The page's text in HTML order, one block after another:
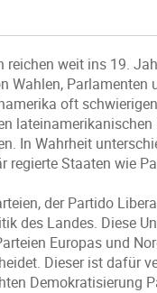
weit ins 19.
Parlamenten
oft
In Wahrheit
Staaten wie
der Partido
des Landes. Diese
Europas und
Dieser ist dafür
Demokratisierung